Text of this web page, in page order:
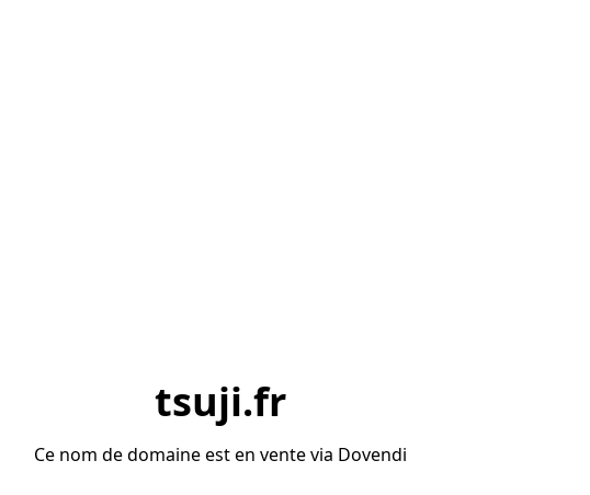
tsuji.fr
Ce nom de domaine est en vente via Dovendi